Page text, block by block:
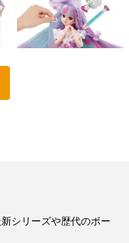
シリーズや歴代のボー